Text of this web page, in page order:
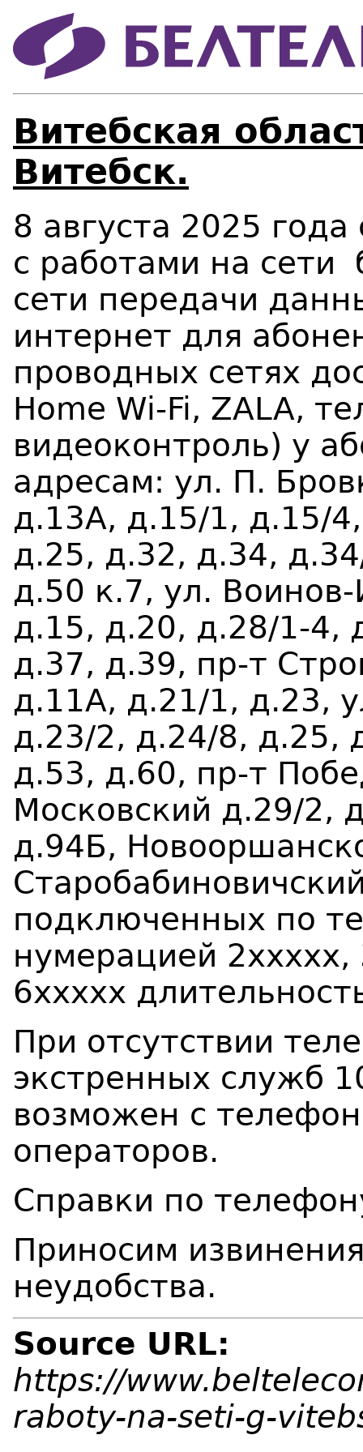
Витебская
Витебск.
8 августа 2025
с работами на сети
сети передачи
интернет для
проводных сетях
Home Wi-Fi, ZALA,
видеоконтроль) у
адресам: ул. П.
д.13А, д.15/1, д.15/
д.25, д.32, д.34,
д.50 к.7, ул.
д.15, д.20, д.28/1-4,
д.37, д.39, пр-т
д.11А, д.21/1, д.23,
д.23/2, д.24/8, д.25,
д.53, д.60, пр-т
Московский д.29/2,
д.94Б,
подключенных по
нумерацией 2ххххх,
6ххххх
При отсутствии
экстренных служб
возможен с
операторов.
Справки по
Приносим
неудобства.
Source URL:
https://
raboty-na-seti-g-